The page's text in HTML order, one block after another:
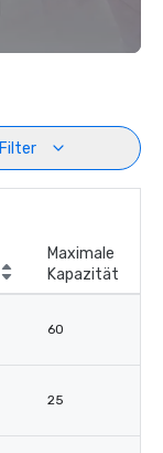
Filter
Maximale
Kapazität
60
25